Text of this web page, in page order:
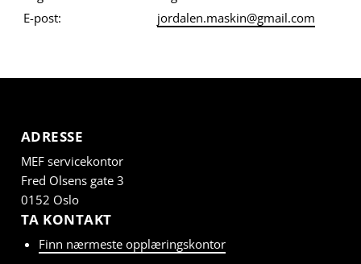
E-post:
jordalen.maskin@gmail.com
ADRESSE
MEF servicekontor
Fred Olsens gate 3
0152 Oslo
TA KONTAKT
Finn nærmeste opplæringskontor